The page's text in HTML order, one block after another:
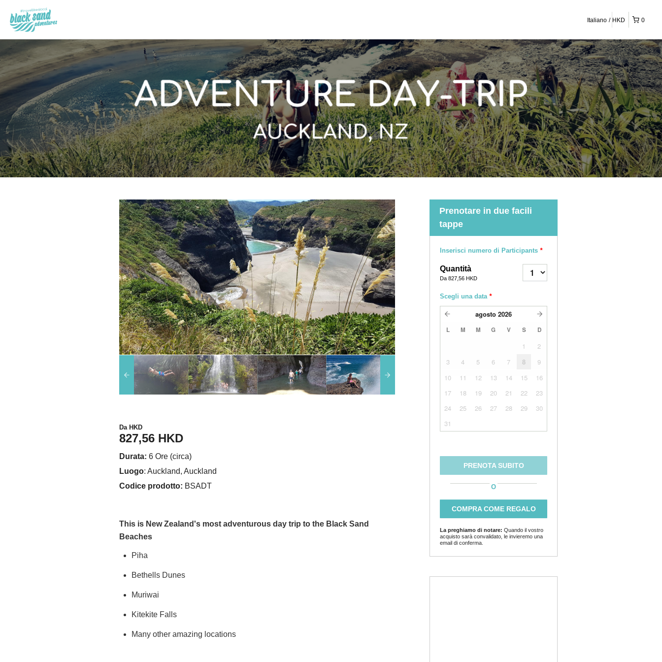
0
Italiano HKD
Da HKD
827,56 HKD
Durata: 6 Ore (circa)
Luogo: Auckland, Auckland
Codice prodotto: BSADT
This is New Zealand's most adventurous day trip to the Black Sand
Beaches
Piha
Bethells Dunes
Muriwai
Kitekite Falls
Many other amazing locations
Prenotare in due facili
tappe
Inserisci numero di Participants *
Quantità
Da 827,56 HKD
Scegli una data *
agosto 2026
L M M G V S D
1
2
3
4 5 6 7 8
9
10
11 12 13 14 15
16
17
18 19 20 21 22
23
24
25 26 27 28 29
30
31
PRENOTA SUBITO
O
COMPRA COME REGALO
La preghiamo di notare: Quando il vostro
acquisto sarà convalidato, le invieremo una
email di conferma.